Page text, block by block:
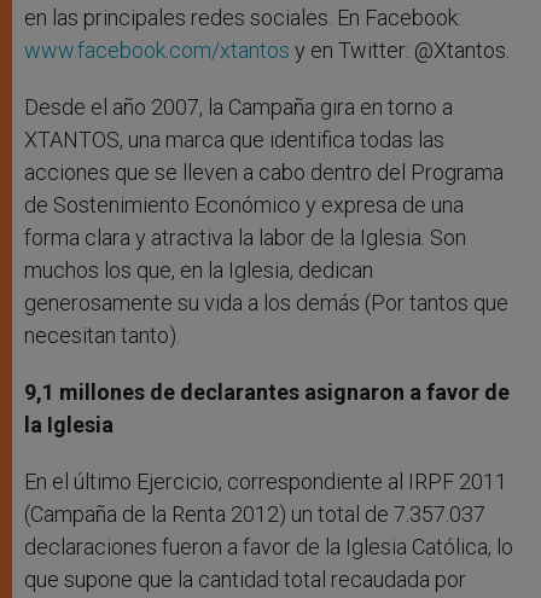
en las principales redes sociales. En Facebook:
www.facebook.com/xtantos y en Twitter: @Xtantos.
Desde el año 2007, la Campaña gira en torno a
XTANTOS, una marca que identifica todas las
acciones que se lleven a cabo dentro del Programa
de Sostenimiento Económico y expresa de una
forma clara y atractiva la labor de la Iglesia. Son
muchos los que, en la Iglesia, dedican
generosamente su vida a los demás (Por tantos que
necesitan tanto).
9,1 millones de declarantes asignaron a favor de
la Iglesia
En el último Ejercicio, correspondiente al IRPF 2011
(Campaña de la Renta 2012) un total de 7.357.037
declaraciones fueron a favor de la Iglesia Católica, lo
que supone que la cantidad total recaudada por